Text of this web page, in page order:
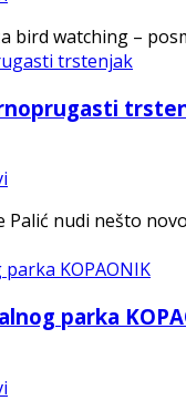
bird watching –
nudi nešto
parka